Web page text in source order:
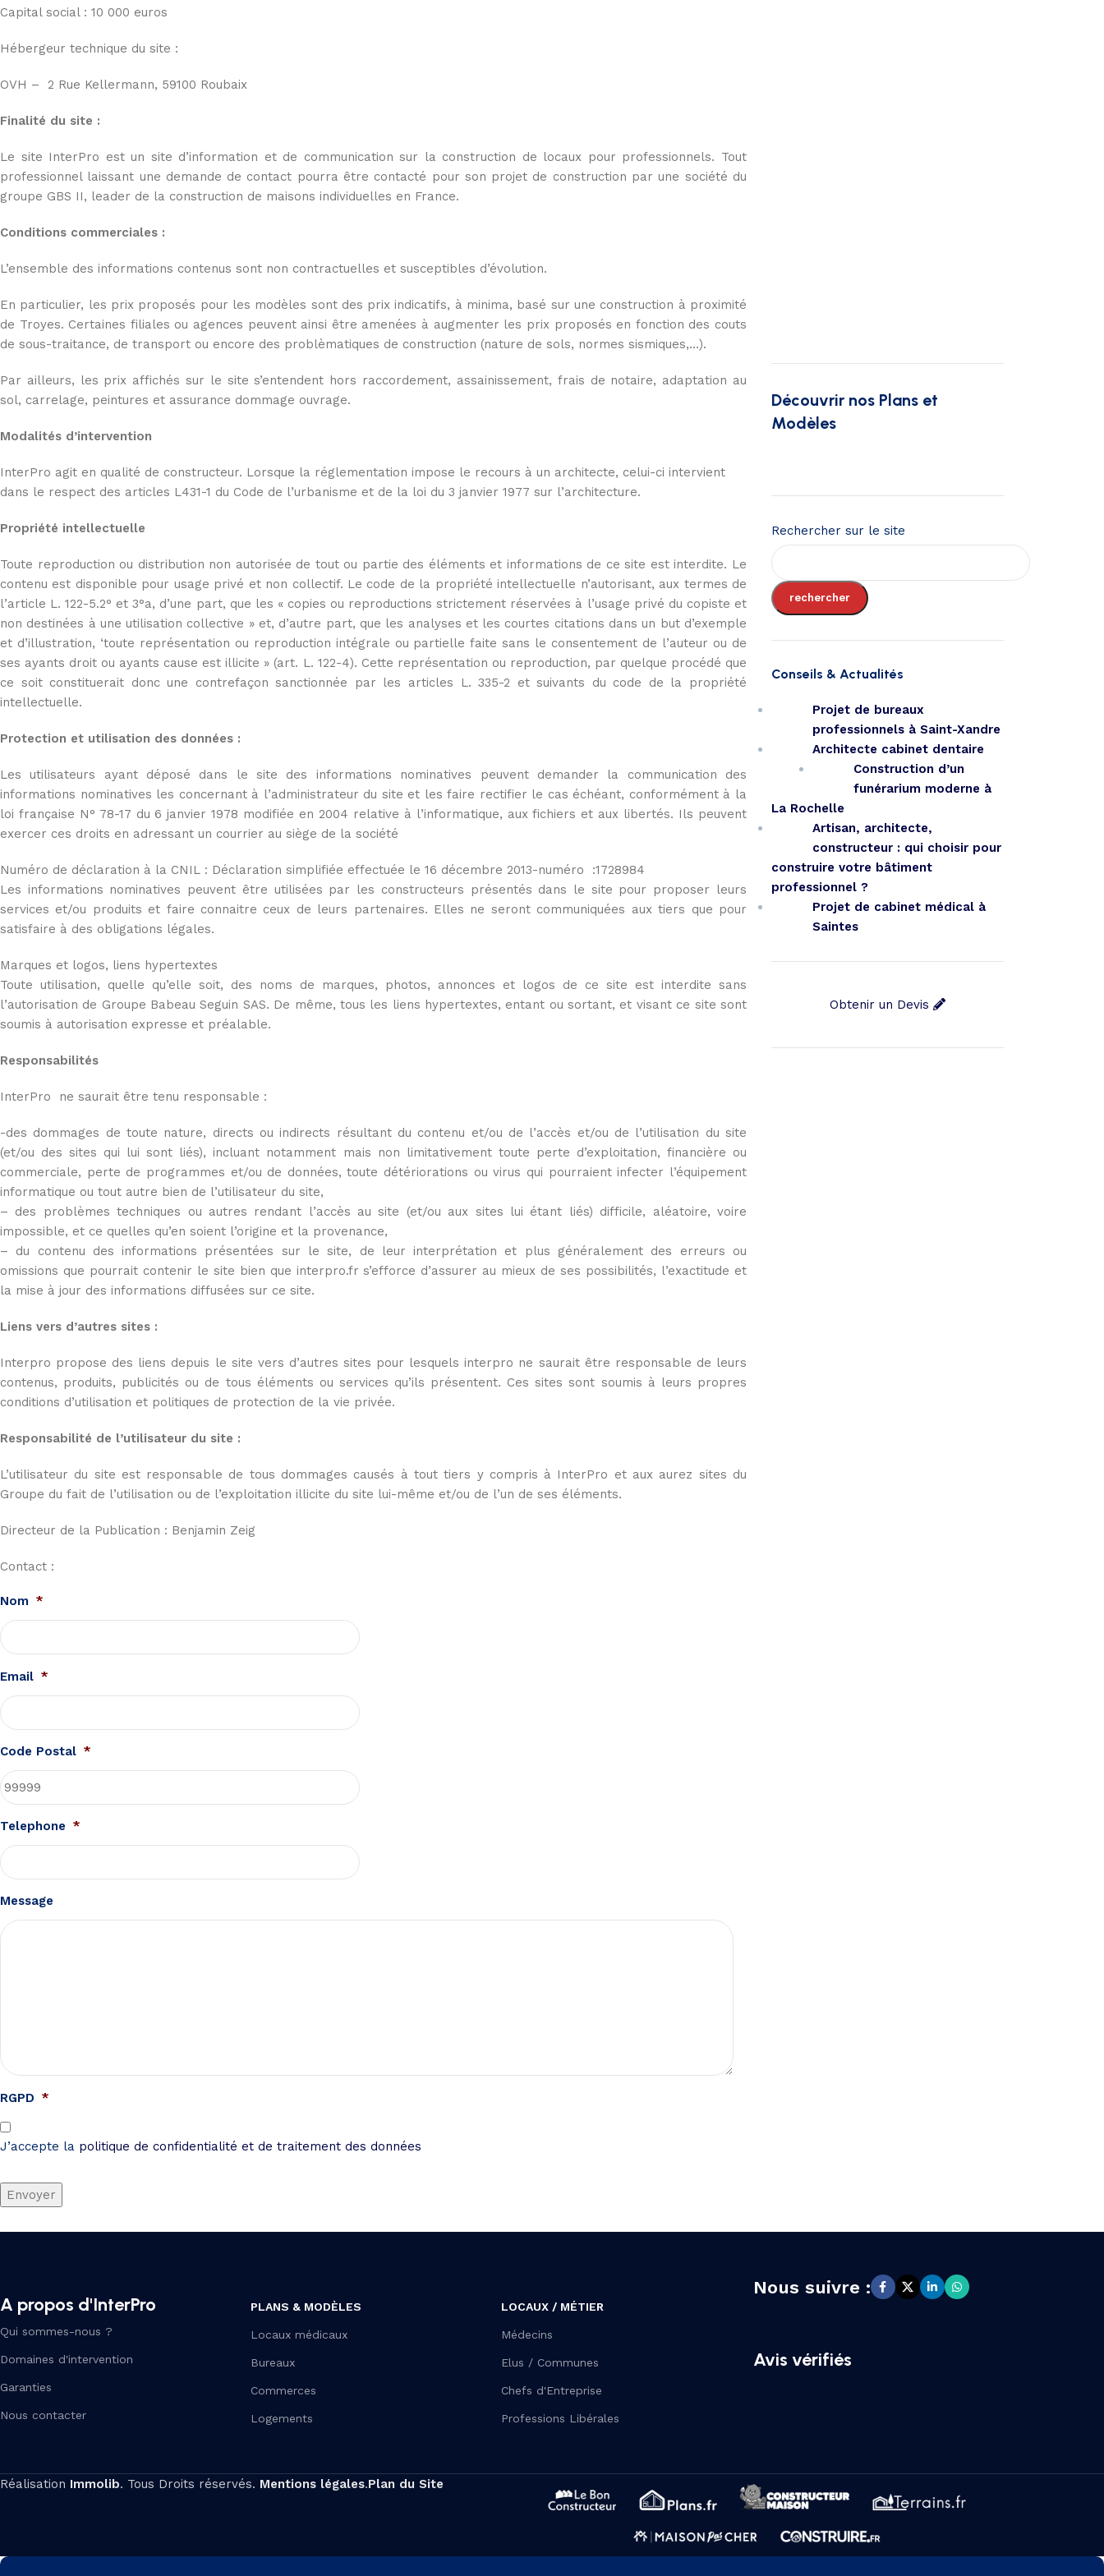
Capital social : 10 000 euros
Hébergeur technique du site :
OVH – 2 Rue Kellermann, 59100 Roubaix
Finalité du site :
Le site InterPro est un site d’information et de communication sur la construction de locaux pour professionnels. Tout
professionnel laissant une demande de contact pourra être contacté pour son projet de construction par une société du
groupe GBS II, leader de la construction de maisons individuelles en France.
Conditions commerciales :
L’ensemble des informations contenus sont non contractuelles et susceptibles d’évolution.
En particulier, les prix proposés pour les modèles sont des prix indicatifs, à minima, basé sur une construction à proximité
de Troyes. Certaines filiales ou agences peuvent ainsi être amenées à augmenter les prix proposés en fonction des couts
de sous-traitance, de transport ou encore des problèmatiques de construction (nature de sols, normes sismiques,…).
Par ailleurs, les prix affichés sur le site s’entendent hors raccordement, assainissement, frais de notaire, adaptation au
sol, carrelage, peintures et assurance dommage ouvrage.
Modalités d’intervention
InterPro agit en qualité de constructeur. Lorsque la réglementation impose le recours à un architecte, celui-ci intervient
dans le respect des articles L431-1 du Code de l’urbanisme et de la loi du 3 janvier 1977 sur l’architecture.
Propriété intellectuelle
Toute reproduction ou distribution non autorisée de tout ou partie des éléments et informations de ce site est interdite. Le
contenu est disponible pour usage privé et non collectif. Le code de la propriété intellectuelle n’autorisant, aux termes de
l’article L. 122-5.2° et 3°a, d’une part, que les « copies ou reproductions strictement réservées à l’usage privé du copiste et
non destinées à une utilisation collective » et, d’autre part, que les analyses et les courtes citations dans un but d’exemple
et d’illustration, ‘toute représentation ou reproduction intégrale ou partielle faite sans le consentement de l’auteur ou de
ses ayants droit ou ayants cause est illicite » (art. L. 122-4). Cette représentation ou reproduction, par quelque procédé que
ce soit constituerait donc une contrefaçon sanctionnée par les articles L. 335-2 et suivants du code de la propriété
intellectuelle.
Protection et utilisation des données :
Les utilisateurs ayant déposé dans le site des informations nominatives peuvent demander la communication des
informations nominatives les concernant à l’administrateur du site et les faire rectifier le cas échéant, conformément à la
loi française N° 78-17 du 6 janvier 1978 modifiée en 2004 relative à l’informatique, aux fichiers et aux libertés. Ils peuvent
exercer ces droits en adressant un courrier au siège de la société
Numéro de déclaration à la CNIL : Déclaration simplifiée effectuée le 16 décembre 2013-numéro :1728984
Les informations nominatives peuvent être utilisées par les constructeurs présentés dans le site pour proposer leurs
services et/ou produits et faire connaitre ceux de leurs partenaires. Elles ne seront communiquées aux tiers que pour
satisfaire à des obligations légales.
Marques et logos, liens hypertextes
Toute utilisation, quelle qu’elle soit, des noms de marques, photos, annonces et logos de ce site est interdite sans
l’autorisation de Groupe Babeau Seguin SAS. De même, tous les liens hypertextes, entant ou sortant, et visant ce site sont
soumis à autorisation expresse et préalable.
Responsabilités
InterPro ne saurait être tenu responsable :
-des dommages de toute nature, directs ou indirects résultant du contenu et/ou de l’accès et/ou de l’utilisation du site
(et/ou des sites qui lui sont liés), incluant notamment mais non limitativement toute perte d’exploitation, financière ou
commerciale, perte de programmes et/ou de données, toute détériorations ou virus qui pourraient infecter l’équipement
informatique ou tout autre bien de l’utilisateur du site,
– des problèmes techniques ou autres rendant l’accès au site (et/ou aux sites lui étant liés) difficile, aléatoire, voire
impossible, et ce quelles qu’en soient l’origine et la provenance,
– du contenu des informations présentées sur le site, de leur interprétation et plus généralement des erreurs ou
omissions que pourrait contenir le site bien que interpro.fr s’efforce d’assurer au mieux de ses possibilités, l’exactitude et
la mise à jour des informations diffusées sur ce site.
Liens vers d’autres sites :
Interpro propose des liens depuis le site vers d’autres sites pour lesquels interpro ne saurait être responsable de leurs
contenus, produits, publicités ou de tous éléments ou services qu’ils présentent. Ces sites sont soumis à leurs propres
conditions d’utilisation et politiques de protection de la vie privée.
Responsabilité de l’utilisateur du site :
L’utilisateur du site est responsable de tous dommages causés à tout tiers y compris à InterPro et aux aurez sites du
Groupe du fait de l’utilisation ou de l’exploitation illicite du site lui-même et/ou de l’un de ses éléments.
Directeur de la Publication : Benjamin Zeig
Contact :
Nom *
Email *
Code Postal *
Telephone *
Message
RGPD *
J’accepte la politique de confidentialité et de traitement des données
Envoyer
Découvrir nos Plans et
Modèles
Rechercher sur le site
rechercher
Conseils & Actualités
Projet de bureaux
professionnels à Saint-Xandre
Architecte cabinet dentaire
Construction d’un
funérarium moderne à
La Rochelle
Artisan, architecte,
constructeur : qui choisir pour
construire votre bâtiment
professionnel ?
Projet de cabinet médical à
Saintes
Obtenir un Devis
A propos d'InterPro
Qui sommes-nous ?
Domaines d'intervention
Garanties
Nous contacter
PLANS & MODÈLES
Locaux médicaux
Bureaux
Commerces
Logements
LOCAUX / MÉTIER
Médecins
Elus / Communes
Chefs d'Entreprise
Professions Libérales
Nous suivre :
Avis vérifiés
Réalisation Immolib. Tous Droits réservés. Mentions légales.Plan du Site